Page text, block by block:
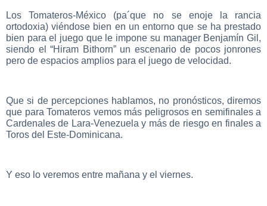
Los Tomateros-México (pa´que no se enoje la rancia
ortodoxia) viéndose bien en un entorno que se ha prestado
bien para el juego que le impone su manager Benjamín Gil,
siendo el “Hiram Bithorn” un escenario de pocos jonrones
pero de espacios amplios para el juego de velocidad.
Que si de percepciones hablamos, no pronósticos, diremos
que para Tomateros vemos más peligrosos en semifinales a
Cardenales de Lara-Venezuela y más de riesgo en finales a
Toros del Este-Dominicana.
Y eso lo veremos entre mañana y el viernes.